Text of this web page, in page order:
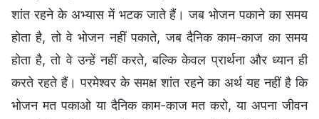
शांत रहने के अभ्यास में भटक जाते हैं। जब भोजन पकाने का समय
होता है, तो वे भोजन नहीं पकाते, जब दैनिक काम-काज का समय
होता है, तो वे उन्हें नहीं करते, बल्कि केवल प्रार्थना और ध्यान ही
करते रहते हैं। परमेश्वर के समक्ष शांत रहने का अर्थ यह नहीं है कि
भोजन मत पकाओ या दैनिक काम-काज मत करो, या अपना जीवन